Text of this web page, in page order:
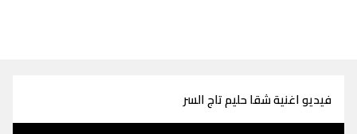
فيديو اغنية شقا حليم تاج السر